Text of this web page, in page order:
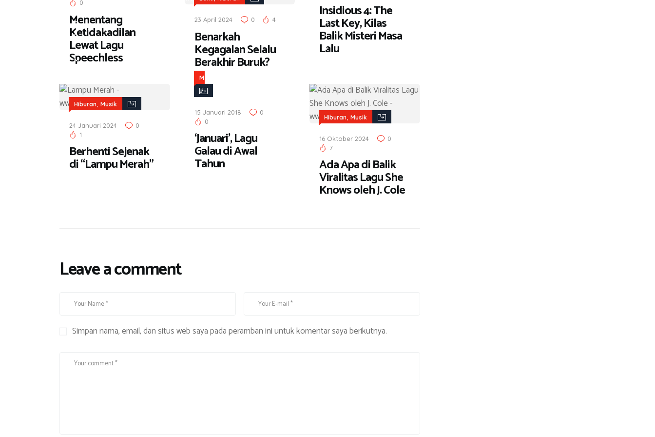
a
n
,
M
i
k
0
Menentang
Ketidakadilan
Lewat Lagu
Speechless
23 April 2024 0 4
Benarkah
Kegagalan Selalu
Berakhir Buruk?
,
H
i
b
a
n
Insidious 4: The
Last Key, Kilas
Balik Misteri Masa
Lalu
Hiburan Musik
24 Januari 2024
0
1
Berhenti Sejenak
di “Lampu Merah”
M
u
i
15 Januari 2018
0
0
‘Januari’, Lagu
Galau di Awal
Tahun
Hiburan ,Musik
16 Oktober 2024
0
7
Ada Apa di Balik
Viralitas Lagu She
Knows oleh J. Cole
Leave a comment
Simpan nama, email, dan situs web saya pada peramban ini untuk komentar saya berikutnya.